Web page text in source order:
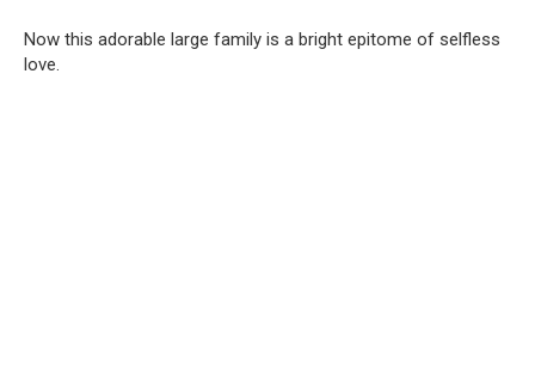
Now this adorable large family is a bright epitome of selfless
love.